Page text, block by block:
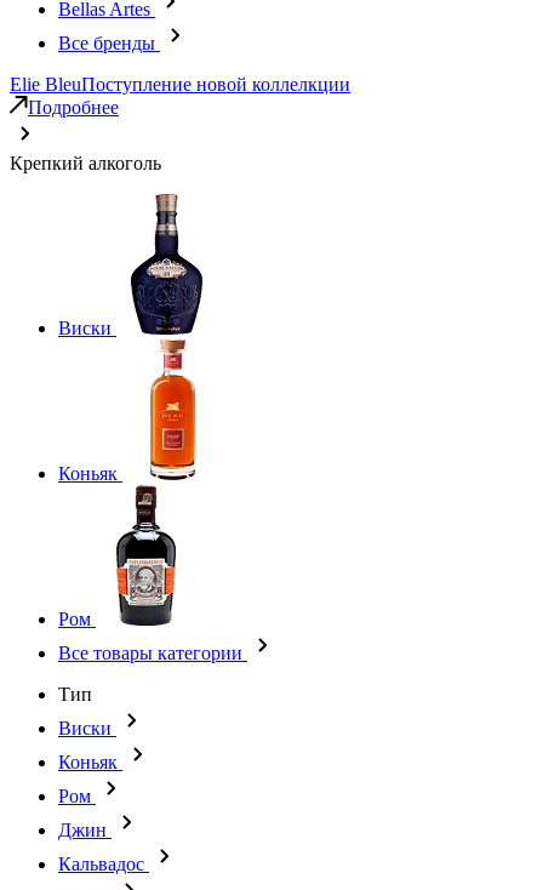
Bellas Artes
Все бренды
Elie BleuПоступление новой коллелкции
Подробнее
Крепкий алкоголь
Виски
Коньяк
Ром
Все товары категории
Тип
Виски
Коньяк
Ром
Джин
Кальвадос